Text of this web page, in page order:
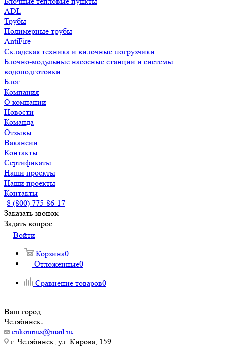
ADL
Трубы
Полимерные трубы
AntiFire
Складская техника и вилочные погрузчики
Блочно-модульные насосные станции и системы
водоподготовки
Блог
Компания
О компании
Новости
Команда
Отзывы
Вакансии
Контакты
Сертификаты
Наши проекты
Наши проекты
Контакты
8 (800) 775-86-17
Заказать звонок
Задать вопрос
Войти
Корзина0
Отложенные0
Сравнение товаров0
Ваш город
Челябинск
enkomrus@mail.ru
г. Челябинск, ул. Кирова, 159